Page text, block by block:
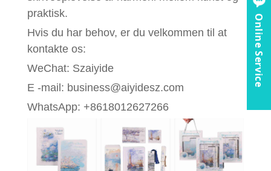
praktisk.
Hvis du har behov, er du velkommen til at
kontakte os:
WeChat: Szaiyide
E -mail: business@aiyidesz.com
WhatsApp: +8618012627266
Online Service